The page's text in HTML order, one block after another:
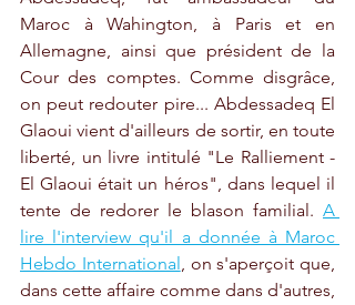
Maroc à Wahington, à Paris et en
Allemagne, ainsi que président de la
Cour des comptes. Comme disgrâce,
on peut redouter pire... Abdessadeq El
Glaoui vient d'ailleurs de sortir, en toute
liberté, un livre intitulé "Le Ralliement -
El Glaoui était un héros", dans lequel il
tente de redorer le blason familial. A
lire l'interview qu'il a donnée à Maroc
Hebdo International, on s'aperçoit que,
dans cette affaire comme dans d'autres,